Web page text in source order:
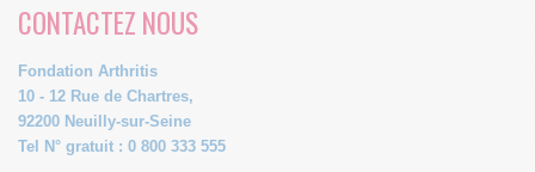
CONTACTEZ NOUS
Fondation Arthritis
10 - 12 Rue de Chartres,
92200 Neuilly-sur-Seine
Tel N° gratuit : 0 800 333 555